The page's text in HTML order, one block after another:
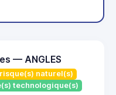
— ANGLES
naturel(s)
technologique(s)